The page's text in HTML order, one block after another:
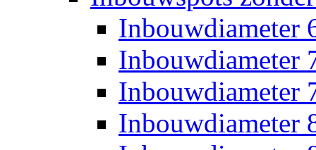
Inbouwdiameter
Inbouwdiameter
Inbouwdiameter
Inbouwdiameter